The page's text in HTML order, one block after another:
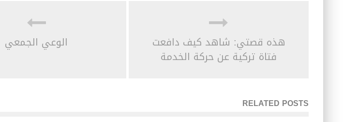
هذه قصتي: شاهد كيف دافعت
فتاة تركية عن حركة الخدمة
الوعي الجمعي
RELATED POSTS